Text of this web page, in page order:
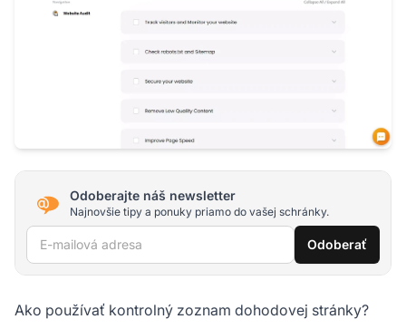
Odoberajte náš newsletter
Najnovšie tipy a ponuky priamo do vašej schránky.
E-mailová adresa Odoberať
Ako používať kontrolný zoznam dohodovej stránky?